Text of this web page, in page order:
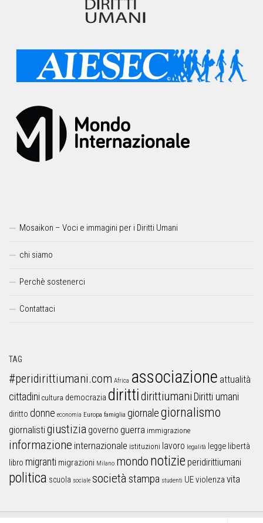
Mosaikon – Voci e immagini per i Diritti Umani
chi siamo
Perchè sostenerci
Contattaci
TAG
#peridirittiumani.com Africa associazione attualità
cittadini cultura democrazia dirittidirittiumani Diritti umani
diritto donne economia Europa famiglia giornalegiornalismo
giornalistigiustizia governo guerra immigrazione
informazione internazionale istituzioni lavoro legalità legge libertà
libro migranti migrazioni Milano mondo notizie peridirittiumani
politica scuola sociale società stampa studenti UEviolenza vita